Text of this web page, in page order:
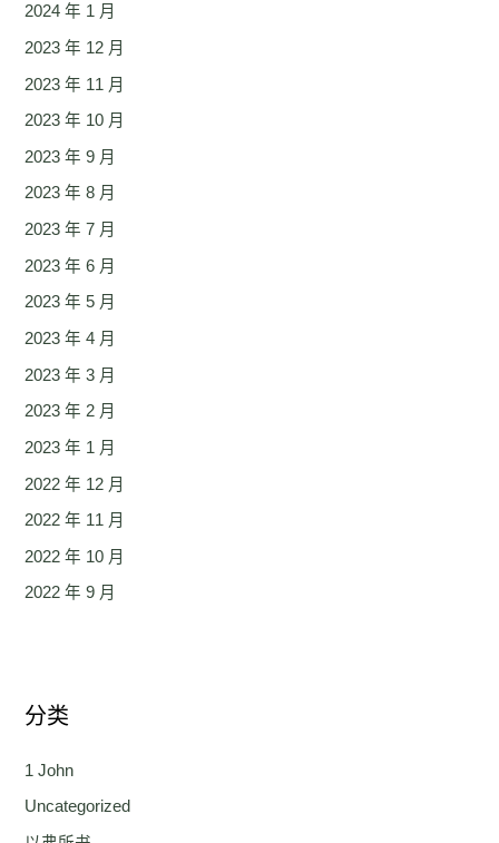
2024 年 1 月
2023 年 12 月
2023 年 11 月
2023 年 10 月
2023 年 9 月
2023 年 8 月
2023 年 7 月
2023 年 6 月
2023 年 5 月
2023 年 4 月
2023 年 3 月
2023 年 2 月
2023 年 1 月
2022 年 12 月
2022 年 11 月
2022 年 10 月
2022 年 9 月
分类
1 John
Uncategorized